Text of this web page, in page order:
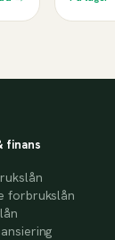
finans
forbrukslån